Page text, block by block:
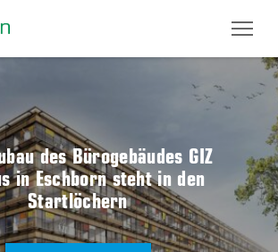
des Bürogebäudes GIZ
in Eschborn steht in den
Startlöchern